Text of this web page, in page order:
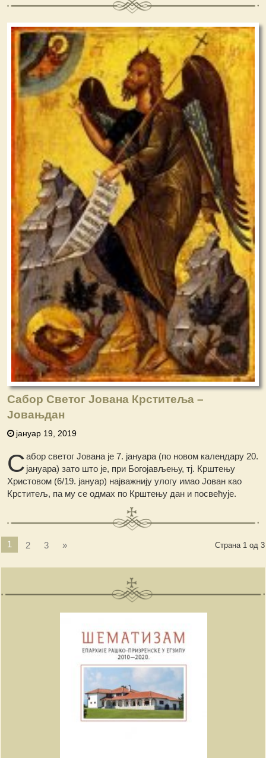
Сабор Светог Јована Крститеља –
Јовањдан
јануар 19, 2019
Сабор светог Јована је 7. јануара (по новом календару 20.
јануара) зато што је, при Богојављењу, тј. Крштењу
Христовом (6/19. јануар) најважнију улогу имао Јован као
Крститељ, па му се одмах по Крштењу дан и посвећује.
Страна 1 од 3
1 2 3 »